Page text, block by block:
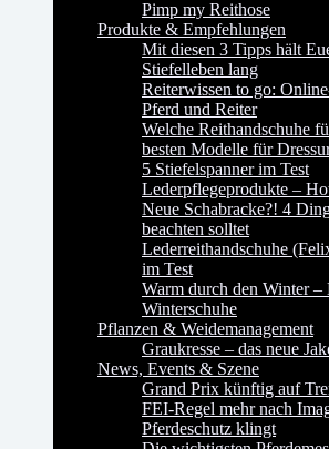
Pimp my Reithose
Produkte & Empfehlungen
Mit diesen 3 Tipps hält
Stiefelleben lang
Reiterwissen to go:
Pferd und Reiter
Welche Reithandschuhe
besten Modelle für
5 Stiefelspanner im Test
Lederpflegeprodukte –
Neue Schabracke?! 4
beachten solltet
Lederreithandschuhe
im Test
Warm durch den Winter
Winterschuhe
Pflanzen & Weidemanagement
Graukresse – das neue
News, Events & Szene
Grand Prix künftig auf
FEI-Regel mehr nach
Pferdeschutz klingt